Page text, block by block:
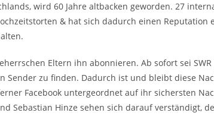
wird 60 Jahre altbacken geworden. 27
& hat sich dadurch einen Reputation
Eltern ihn abonnieren. Ab sofort sei
Sender zu finden. Dadurch ist und bleibt diese
Facebook untergeordnet auf ihr sichersten
Sebastian Hinze sehen sich darauf verständigt,